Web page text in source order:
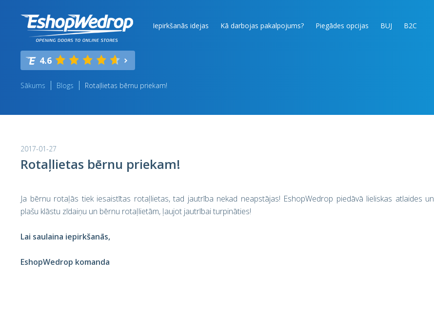
Iepirkšanās idejas Kā darbojas pakalpojums? Piegādes opcijas BUJ B2C
4.6
Sākums Blogs Rotaļlietas bērnu priekam!
2017-01-27
Rotaļlietas bērnu priekam!
Ja bērnu rotaļās tiek iesaistītas rotaļlietas, tad jautrība nekad neapstājas! EshopWedrop piedāvā lieliskas atlaides un
plašu klāstu zīdaiņu un bērnu rotaļlietām, ļaujot jautrībai turpināties!
Lai saulaina iepirkšanās,
EshopWedrop komanda